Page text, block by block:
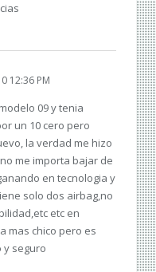
12:36 PM
09 y tenia
un 10 cero pero
la verdad me hizo
me importa bajar de
en tecnologia y
solo dos airbag,no
etc en
mas chico pero es
y seguro